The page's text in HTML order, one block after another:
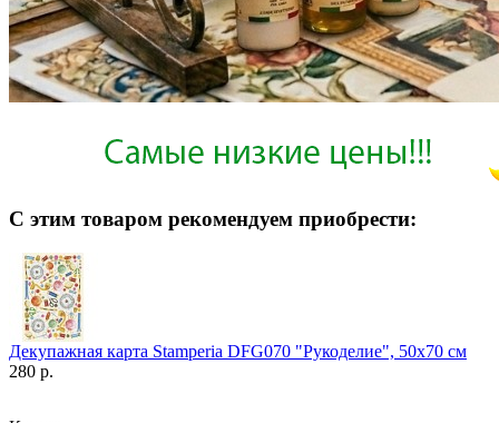
С этим товаром рекомендуем приобрести:
Декупажная карта Stamperia DFG070 "Рукоделие", 50х70 см
280 р.